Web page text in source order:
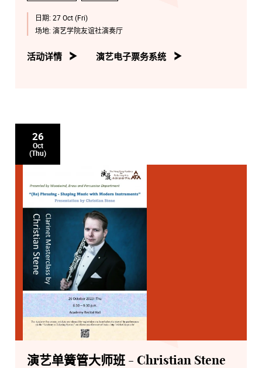
日期: 27 Oct (Fri)
场地: 演艺学院友谊社演奏厅
活动详情 演艺电子票务系统
26
Oct
(Thu)
演艺单簧管大师班 - Christian Stene